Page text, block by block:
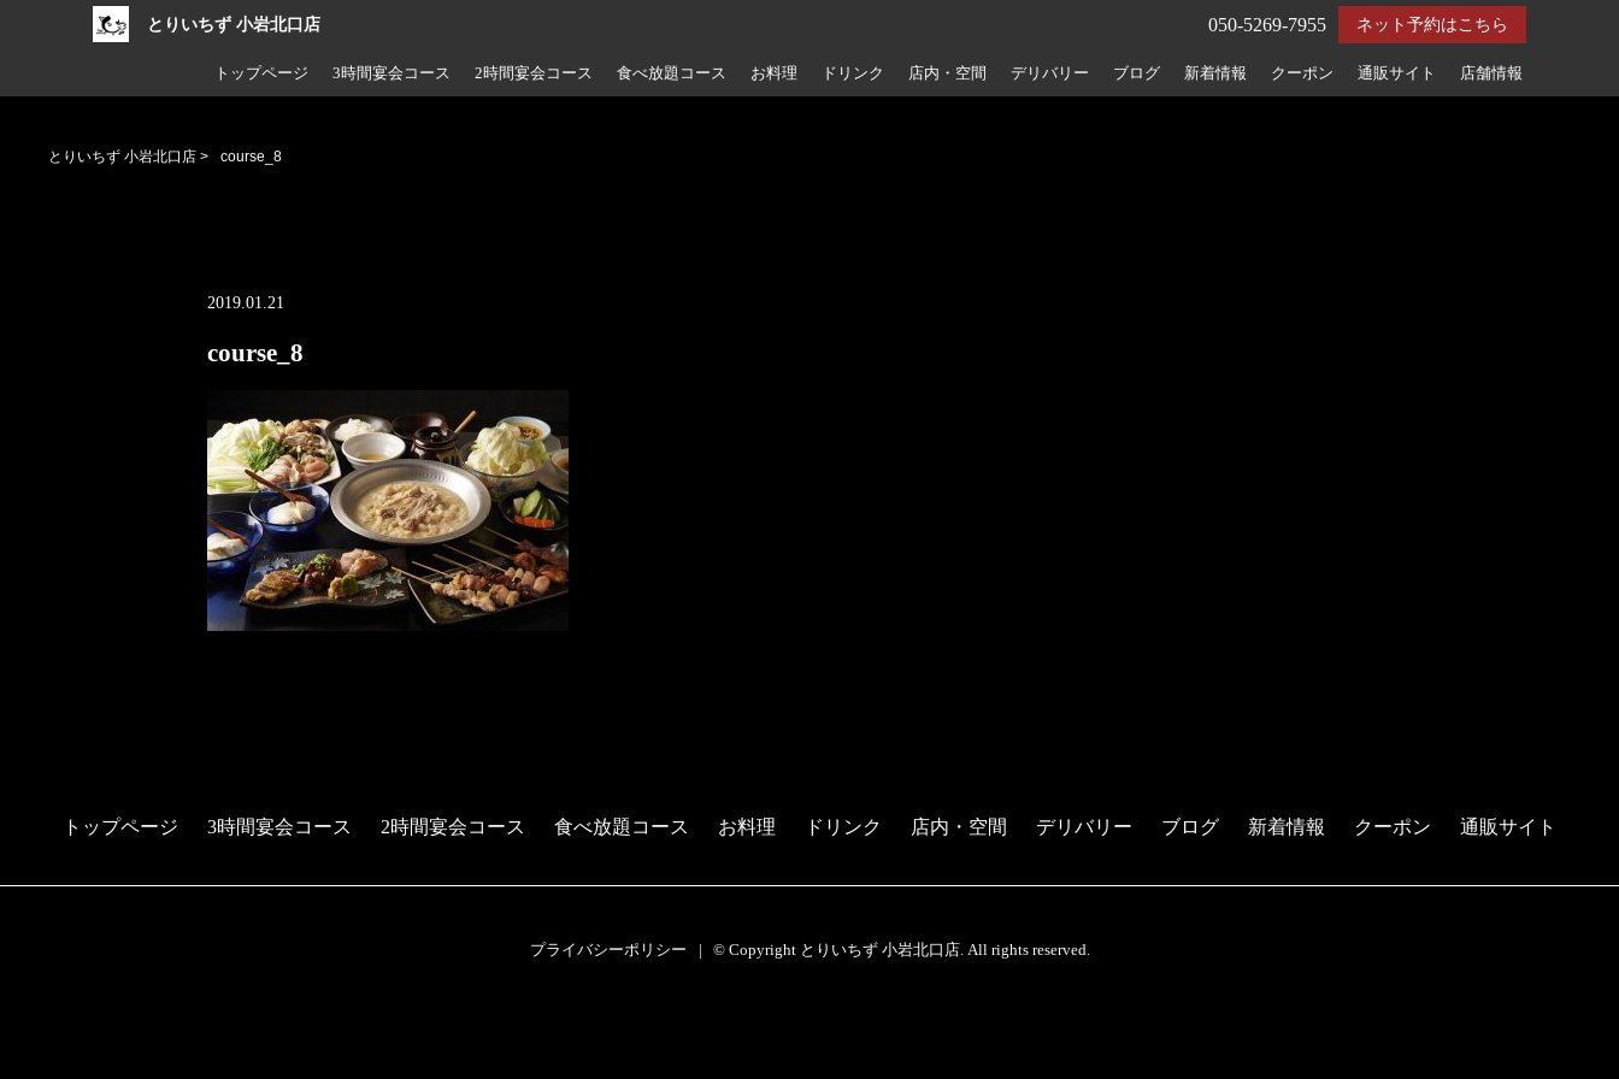
とりいちず 小岩北口店 ネット予約はこちら
050-5269-7955
トップページ 3時間宴会コース 2時間宴会コース 食べ放題コース お料理 ドリンク 店内・空間 デリバリー ブログ 新着情報 クーポン 通販サイト 店舗情報
とりいちず 小岩北口店 > course_8
2019.01.21
course_8
トップページ 3時間宴会コース 2時間宴会コース 食べ放題コース お料理 ドリンク 店内・空間 デリバリー ブログ 新着情報 クーポン 通販サイト
プライバシーポリシー © Copyright とりいちず 小岩北口店. All rights reserved.